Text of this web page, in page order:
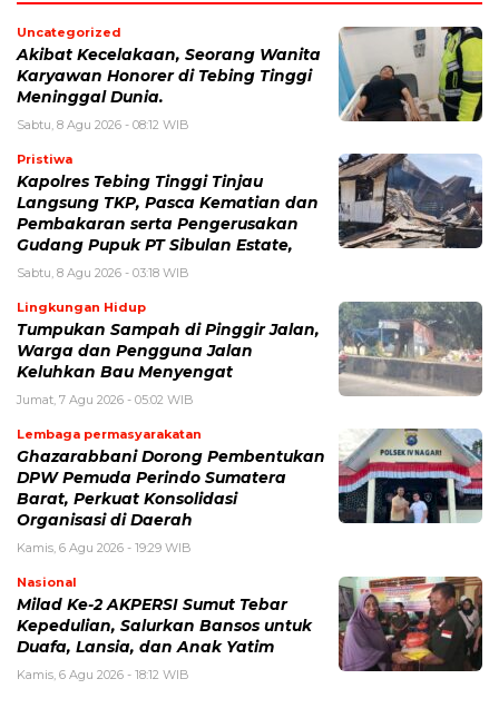
Uncategorized
Akibat Kecelakaan, Seorang Wanita
Karyawan Honorer di Tebing Tinggi
Meninggal Dunia.
Sabtu, 8 Agu 2026 - 08:12 WIB
Pristiwa
Kapolres Tebing Tinggi Tinjau
Langsung TKP, Pasca Kematian dan
Pembakaran serta Pengerusakan
Gudang Pupuk PT Sibulan Estate,
Sabtu, 8 Agu 2026 - 03:18 WIB
Lingkungan Hidup
Tumpukan Sampah di Pinggir Jalan,
Warga dan Pengguna Jalan
Keluhkan Bau Menyengat
Jumat, 7 Agu 2026 - 05:02 WIB
Lembaga permasyarakatan
Ghazarabbani Dorong Pembentukan
DPW Pemuda Perindo Sumatera
Barat, Perkuat Konsolidasi
Organisasi di Daerah
Kamis, 6 Agu 2026 - 19:29 WIB
Nasional
Milad Ke-2 AKPERSI Sumut Tebar
Kepedulian, Salurkan Bansos untuk
Duafa, Lansia, dan Anak Yatim
Kamis, 6 Agu 2026 - 18:12 WIB